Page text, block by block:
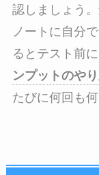
認しましょう
ノートに自分
るとテスト前
ンプットのや
たびに何回も